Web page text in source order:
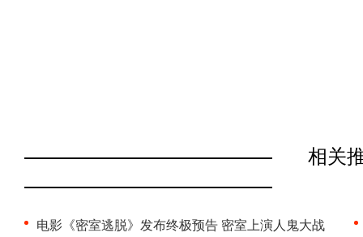
相关
电影《密室逃脱》发布终极预告 密室上演人鬼大战